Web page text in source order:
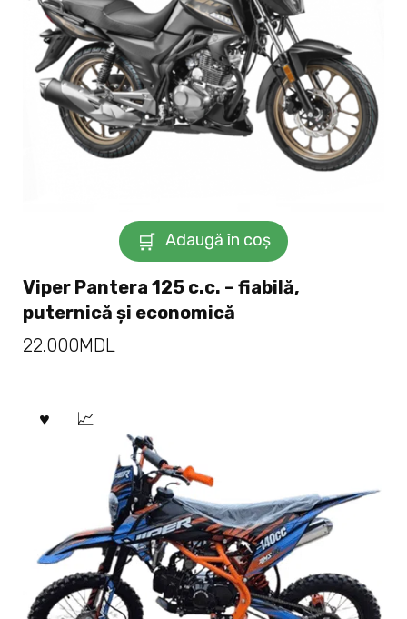
Adaugă în coș
Viper Pantera 125 c.c. – fiabilă,
puternică și economică
22.000MDL